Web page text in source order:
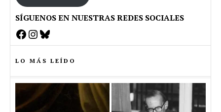
SÍGUENOS EN NUESTRAS REDES SOCIALES
Facebook
Instagram
Bluesky
LO MÁS LEÍDO